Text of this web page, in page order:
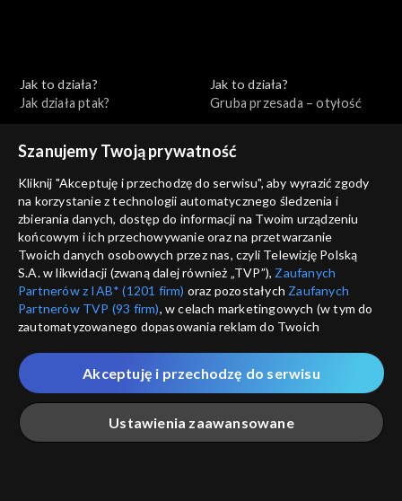
Jak to działa?
Jak działa ptak?
Jak to działa?
Gruba przesada – otyłość
Jak to działa?
Jak działa ul?
Jak to działa?
Płaska Ziemia
Jak to działa?
Krew
Jak to działa?
Co z tym Bałtykiem?
Szanujemy Twoją prywatność
Kliknij "Akceptuję i przechodzę do serwisu", aby wyrazić zgody
na korzystanie z technologii automatycznego śledzenia i
zbierania danych, dostęp do informacji na Twoim urządzeniu
końcowym i ich przechowywanie oraz na przetwarzanie
Twoich danych osobowych przez nas, czyli Telewizję Polską
S.A. w likwidacji (zwaną dalej również „TVP”), Zaufanych
Partnerów z IAB* (1201 firm) oraz pozostałych Zaufanych
Partnerów TVP (93 firm), w celach marketingowych (w tym do
zautomatyzowanego dopasowania reklam do Twoich
które wskazujemy poniżej, a także zgody na udostępnianie
przez nas identyfikatora PPID do Google.
Twoje dane osobowe zbierane podczas odwiedzania przez
Ciebie naszych
poszczególnych serwisówzwanych dalej
„Portalem”, w tym informacje zapisywane za pomocą
Ustawienia zaawansowane
Akceptuję i przechodzę do serwisu